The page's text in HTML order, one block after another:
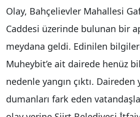
Olay, Bahçelievler Mahallesi
Caddesi üzerinde bulunan bir
meydana geldi. Edinilen
Muheybit’e ait dairede henüz
nedenle yangın çıktı.
dumanları fark eden